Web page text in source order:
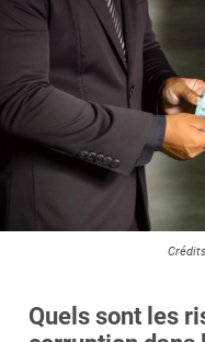
Quels sont les